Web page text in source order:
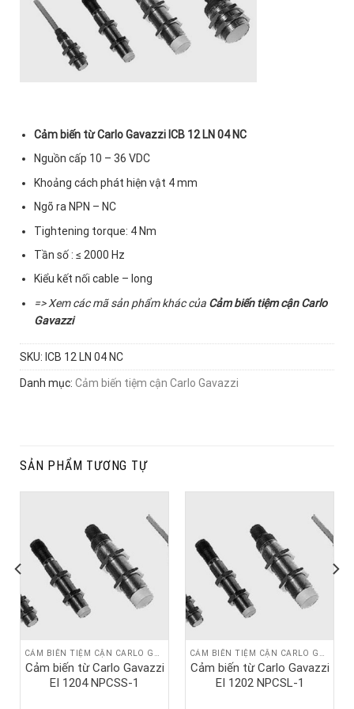
Cảm biến từ Carlo Gavazzi ICB 12 LN 04 NC
Nguồn cấp 10 – 36 VDC
Khoảng cách phát hiện vật 4 mm
Ngõ ra NPN – NC
Tightening torque: 4 Nm
Tần số : ≤ 2000 Hz
Kiểu kết nối cable – long
=> Xem các mã sản phẩm khác của Cảm biến tiệm cận Carlo
Gavazzi
SKU: ICB 12 LN 04 NC
Danh mục: Cảm biến tiệm cận Carlo Gavazzi
SẢN PHẨM TƯƠNG TỰ
Cảm biến từ Carlo Gavazzi
EI 1204 NPCSS-1
Cảm biến từ Carlo Gavazzi
EI 1202 NPCSL-1